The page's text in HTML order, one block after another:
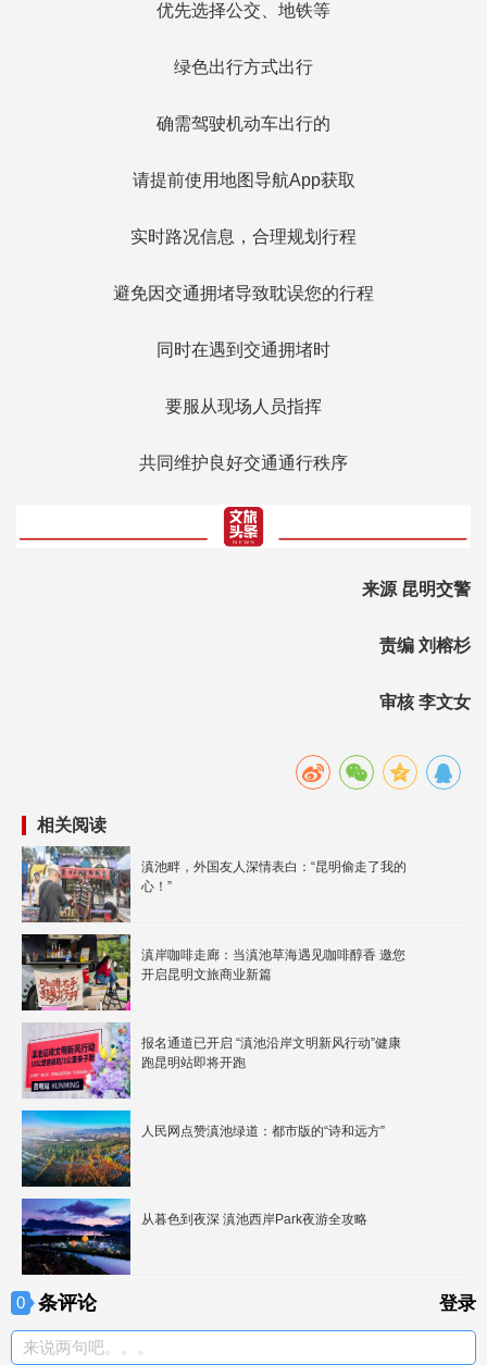
优先选择公交、地铁等
绿色出行方式出行
确需驾驶机动车出行的
请提前使用地图导航App获取
实时路况信息，合理规划行程
避免因交通拥堵导致耽误您的行程
同时在遇到交通拥堵时
要服从现场人员指挥
共同维护良好交通通行秩序
来源 昆明交警
责编 刘榕杉
审核 李文女
相关阅读
滇池畔，外国友人深情表白：“昆明偷走了我的
心！”
滇岸咖啡走廊：当滇池草海遇见咖啡醇香 邀您
开启昆明文旅商业新篇
报名通道已开启 “滇池沿岸文明新风行动”健康
跑昆明站即将开跑
人民网点赞滇池绿道：都市版的“诗和远方”
从暮色到夜深 滇池西岸Park夜游全攻略
0 条评论 登录
来说两句吧。。。